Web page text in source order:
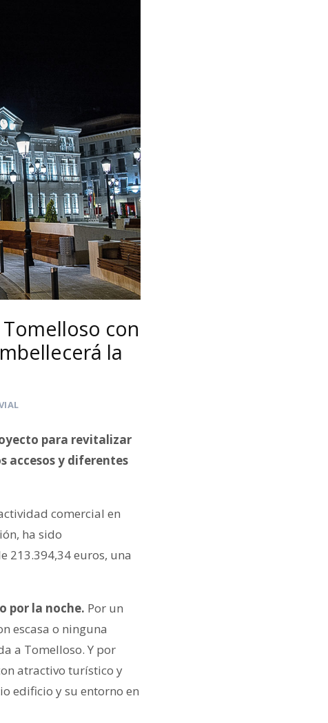
con
la
para revitalizar
accesos y diferentes
comercial en
ha sido
213.394,34 euros, una
por la noche. Por un
escasa o ninguna
a Tomelloso. Y por
atractivo turístico y
edificio y su entorno en